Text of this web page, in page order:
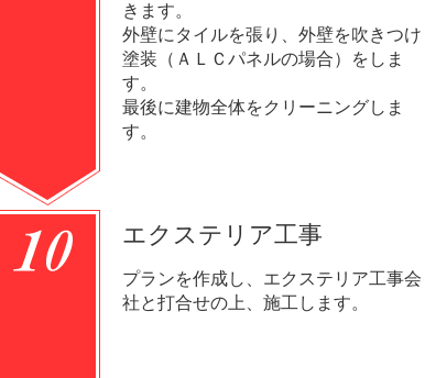
きます。
外壁にタイルを張り、外壁を吹きつけ
塗装（ＡＬＣパネルの場合）をしま
す。
最後に建物全体をクリーニングしま
す。
エクステリア工事
プランを作成し、エクステリア工事会
社と打合せの上、施工します。